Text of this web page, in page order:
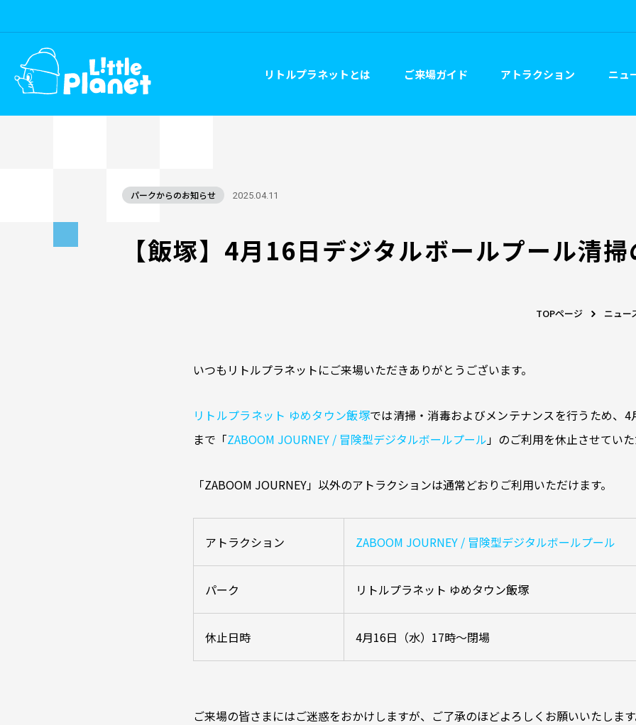
リトルプラネットとは ご来場ガイド アトラクション ニュ
パークからのお知らせ 2025.04.11
【飯塚】4月16日デジタルボールプール清
TOPページ ニュー
いつもリトルプラネットにご来場いただきありがとうございます。
リトルプラネット ゆめタウン飯塚では清掃・消毒およびメンテナンスを行うため、
まで「ZABOOM JOURNEY / 冒険型デジタルボールプール」のご利用を休止させてい
「ZABOOM JOURNEY」以外のアトラクションは通常どおりご利用いただけます。
アトラクション ZABOOM JOURNEY / 冒険型デジタルボールプール
パーク リトルプラネット ゆめタウン飯塚
休止日時 4月16日（水）17時～閉場
ご来場の皆さまにはご迷惑をおかけしますが、ご了承のほどよろしくお願いいたしま